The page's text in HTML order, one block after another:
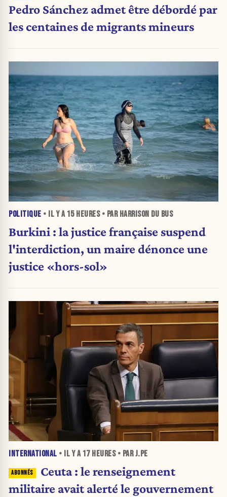
Pedro Sánchez admet être débordé par
les centaines de migrants mineurs
POLITIQUE • IL Y A 15 HEURES• PAR HARRISON DU BUS
Burkini : la justice française suspend
l'interdiction, un maire dénonce une
justice «hors-sol»
INTERNATIONAL • IL Y A 17 HEURES• PAR J.PE
Ceuta : le renseignement
militaire avait alerté le gouvernement